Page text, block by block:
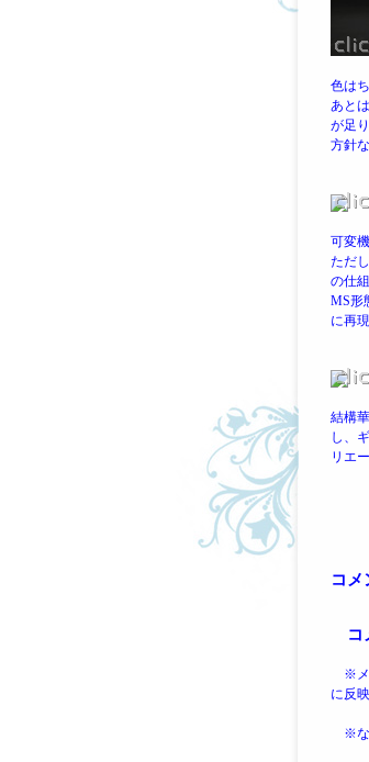
色は
あと
が足
方針
可変
ただ
の仕
MS形
に再
結構
し、
リエ
コメ
コ
※メ
に反
※な